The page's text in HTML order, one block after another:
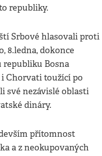
republiky.
Srbové hlasovali proti
8.ledna, dokonce
Bosna
Chorvati toužící po
své nezávislé oblasti
dináry.
přítomnost
a z neokupovaných